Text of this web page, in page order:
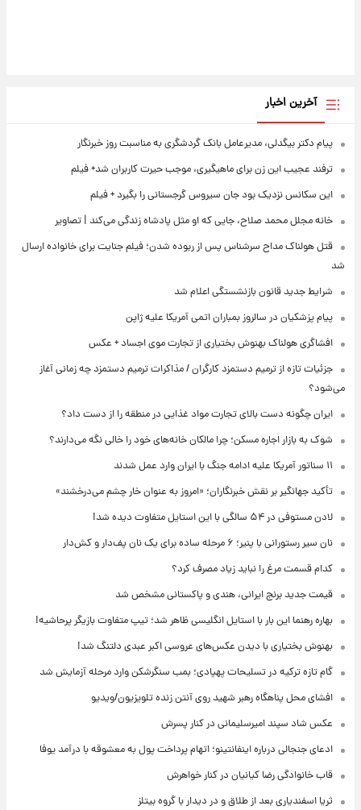
آخرین اخبار
پیام دکتر بیگدلی، مدیرعامل بانک گردشگری به مناسبت روز خبرنگار
ترفند عجیب این زن برای ماهیگیری، موجب حیرت کاربران شد+ فیلم
این سکانس نزدیک بود جان سیروس گرجستانی را بگیرد + فیلم
خانه مجلل محمد صلاح، جایی که او مثل پادشاه زندگی می‌کند | تصاویر
قتل هولناک مداح سرشناس پس از ربوده شدن؛ فیلم جنایت برای خانواده ارسال
شد
شرایط جدید قانون بازنشستگی اعلام شد
پیام پزشکیان در سالروز بمباران اتمی آمریکا علیه ژاپن
افشاگری هولناک بهنوش بختیاری از تجارت موی اجساد + عکس
جزئیات تازه از ترمیم دستمزد کارگران / مذاکرات ترمیم دستمزد چه زمانی آغاز
می‌شود؟
ایران چگونه دست بالای تجارت مواد غذایی در منطقه را از دست داد؟
شوک به بازار اجاره مسکن؛ چرا مالکان خانه‌های خود را خالی نگه می‌دارند؟
۱۱ سناتور آمریکا علیه ادامه جنگ با ایران وارد عمل شدند
تأکید جهانگیر بر نقش خبرنگاران؛ «امروز به عنوان خار چشم می‌درخشند»
لادن مستوفی در ۵۴ سالگی با این استایل متفاوت دیده شد!
نان سیر رستورانی با پنیر؛ ۶ مرحله ساده برای یک نان پف‌دار و کش‌دار
کدام قسمت مرغ را نباید زیاد مصرف کرد؟
قیمت جدید برنج ایرانی، هندی و پاکستانی مشخص شد
بهاره رهنما این بار با استایل انگلیسی ظاهر شد؛ تیپ متفاوت بازیگر پرحاشیه!
بهنوش بختیاری با دیدن عکس‌های عروسی اکبر عبدی دلتنگ شد!
گام تازه ترکیه در تسلیحات پهپادی؛ بمب سنگرشکن وارد مرحله آزمایش شد
افشای محل پناهگاه‌ رهبر شهید روی آنتن زنده تلویزیون/ویدیو
عکس شاد سپند امیرسلیمانی در کنار پسرش
ادعای جنجالی درباره اینفانتینو؛ اتهام پرداخت پول به معشوقه با درآمد یوفا
قاب خانوادگی رضا کیانیان در کنار خواهرش
ثریا اسفندیاری بعد از طلاق و در دیدار با گروه بیتلز